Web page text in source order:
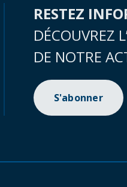
RESTEZ
DÉCOUVREZ
DE NOTRE
S'abonner